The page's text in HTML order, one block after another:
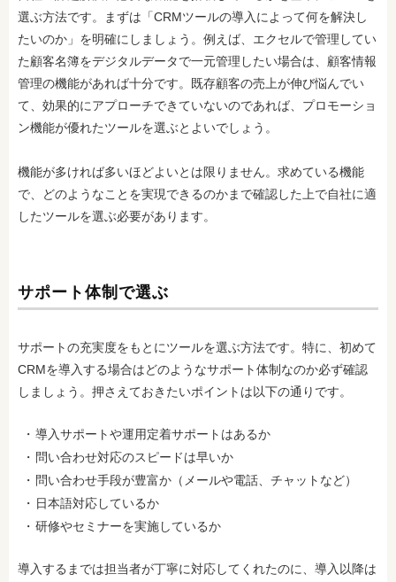
選ぶ方法です。まずは「CRMツールの導入によって何を解決し
たいのか」を明確にしましょう。例えば、エクセルで管理してい
た顧客名簿をデジタルデータで一元管理したい場合は、顧客情報
管理の機能があれば十分です。既存顧客の売上が伸び悩んでい
て、効果的にアプローチできていないのであれば、プロモーショ
ン機能が優れたツールを選ぶとよいでしょう。
機能が多ければ多いほどよいとは限りません。求めている機能
で、どのようなことを実現できるのかまで確認した上で自社に適
したツールを選ぶ必要があります。
サポート体制で選ぶ
サポートの充実度をもとにツールを選ぶ方法です。特に、初めて
CRMを導入する場合はどのようなサポート体制なのか必ず確認
しましょう。押さえておきたいポイントは以下の通りです。
導入サポートや運用定着サポートはあるか
問い合わせ対応のスピードは早いか
問い合わせ手段が豊富か（メールや電話、チャットなど）
日本語対応しているか
研修やセミナーを実施しているか
導入するまでは担当者が丁寧に対応してくれたのに、導入以降は